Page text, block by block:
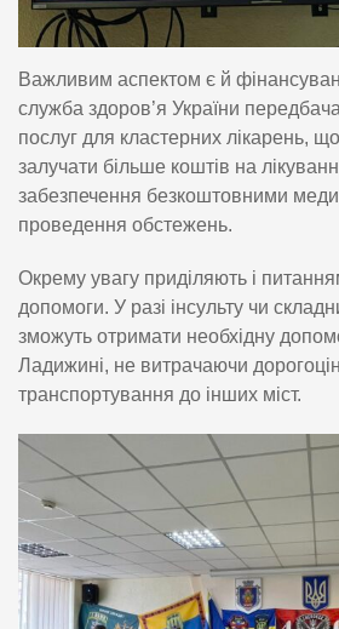
Важливим аспектом є й
служба здоров’я України
послуг для кластерних лікарень,
залучати більше коштів на
забезпечення безкоштовними
проведення обстежень.
Окрему увагу приділяють і
допомоги. У разі інсульту чи
зможуть отримати необхідну
Ладижині, не витрачаючи
транспортування до інших міст.